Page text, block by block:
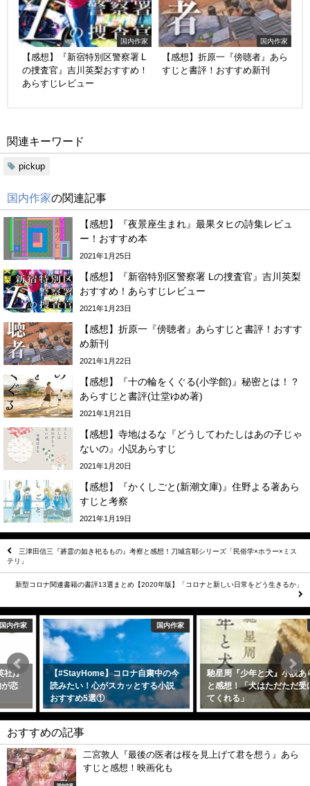
国内作家
【感想】『新宿特別区警察署 L
の捜査官』吉川英梨おすすめ！
あらすじレビュー
国内作家
【感想】折原一『傍聴者』あら
すじと書評！おすすめ新刊
関連キーワード
pickup
国内作家の関連記事
【感想】『夜景座生まれ』最果タヒの詩集レビュ
ー！おすすめ本
2021年1月25日
【感想】『新宿特別区警察署 Lの捜査官』吉川英梨
おすすめ！あらすじレビュー
2021年1月23日
【感想】折原一『傍聴者』あらすじと書評！おすす
め新刊
2021年1月22日
【感想】『十の輪をくぐる(小学館)』秘密とは！？
あらすじと書評(辻堂ゆめ著)
2021年1月21日
【感想】寺地はるな『どうしてわたしはあの子じゃ
ないの』小説あらすじ
2021年1月20日
【感想】『かくしごと(新潮文庫)』住野よる著あら
すじと考察
2021年1月19日
三津田信三『碆霊の如き祀るもの』考察と感想！刀城言耶シリーズ「民俗学×ホラー×ミス
テリ」
新型コロナ関連書籍の書評13選まとめ【2020年版】「コロナと新しい日常をどう生きるか」
国内作家
【#StayHome】コロナ自粛中の今
読みたい！心がスカッとする小説
おすすめ5選①
国内作家
馳星周『少年と犬』小説あらすじ
と感想！「犬はただただ受け止め
てくれる」
おすすめの記事
二宮敦人『最後の医者は桜を見上げて君を想う』あら
すじと感想！映画化も